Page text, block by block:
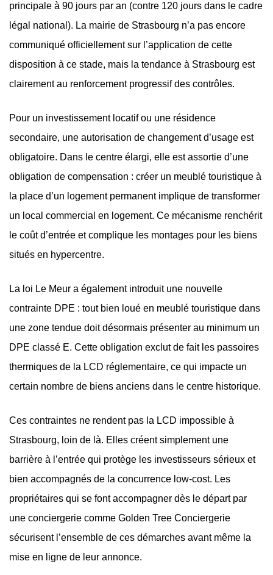
principale à 90 jours par an (contre 120 jours dans le cadre
légal national). La mairie de Strasbourg n’a pas encore
communiqué officiellement sur l’application de cette
disposition à ce stade, mais la tendance à Strasbourg est
clairement au renforcement progressif des contrôles.
Pour un investissement locatif ou une résidence
secondaire, une autorisation de changement d’usage est
obligatoire. Dans le centre élargi, elle est assortie d’une
obligation de compensation : créer un meublé touristique à
la place d’un logement permanent implique de transformer
un local commercial en logement. Ce mécanisme renchérit
le coût d’entrée et complique les montages pour les biens
situés en hypercentre.
La loi Le Meur a également introduit une nouvelle
contrainte DPE : tout bien loué en meublé touristique dans
une zone tendue doit désormais présenter au minimum un
DPE classé E. Cette obligation exclut de fait les passoires
thermiques de la LCD réglementaire, ce qui impacte un
certain nombre de biens anciens dans le centre historique.
Ces contraintes ne rendent pas la LCD impossible à
Strasbourg, loin de là. Elles créent simplement une
barrière à l’entrée qui protège les investisseurs sérieux et
bien accompagnés de la concurrence low-cost. Les
propriétaires qui se font accompagner dès le départ par
une conciergerie comme Golden Tree Conciergerie
sécurisent l’ensemble de ces démarches avant même la
mise en ligne de leur annonce.